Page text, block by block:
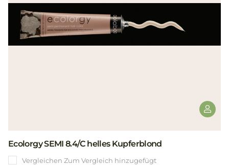
Ecolorgy SEMI 8.4/C helles Kupferblond
Vergleichen Zum Vergleich hinzugefügt